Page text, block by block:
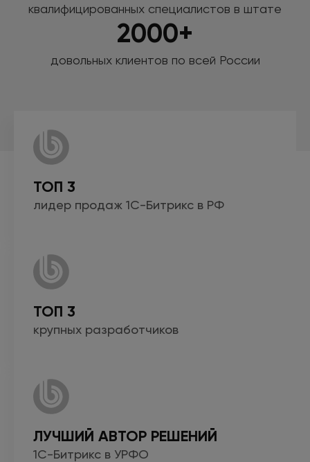
квалифицированных специалистов в штате
2000+
довольных клиентов по всей России
ТОП 3
лидер продаж 1С-Битрикс в РФ
ТОП 3
крупных разработчиков
ЛУЧШИЙ АВТОР РЕШЕНИЙ
1С-Битрикс в УРФО